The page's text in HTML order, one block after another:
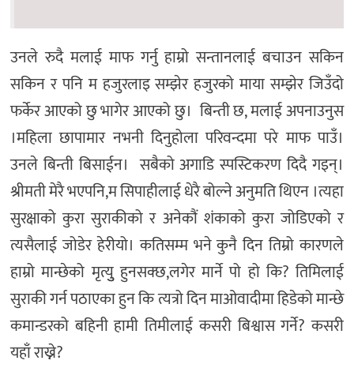
उनले रुदै मलाई माफ गर्नु हाम्रो सन्तानलाई बचाउन सकिन
सकिन र पनि म हजुरलाइ सम्झेर हजुरको माया सम्झेर जिउँदो
फर्केर आएको छु भागेर आएको छु। बिन्ती छ, मलाई अपनाउनुस
।महिला छापामार नभनी दिनुहोला परिवन्दमा परे माफ पाउँ।
उनले बिन्ती बिसाईन। सबैको अगाडि स्पस्टिकरण दिदै गइन्।
श्रीमती मेरै भएपनि,म सिपाहीलाई धेरै बोल्ने अनुमति थिएन ।त्यहा
सुरक्षाको कुरा सुराकीको र अनेकौं शंकाको कुरा जोडिएको र
त्यसैलाई जोडेर हेरीयो। कतिसम्म भने कुनै दिन तिम्रो कारणले
हाम्रो मान्छेको मृत्युु हुनसक्छ,लगेर मार्ने पो हो कि? तिमिलाई
सुराकी गर्न पठाएका हुन कि त्यत्रो दिन माओवादीमा हिडेको मान्छे
कमान्डरको बहिनी हामी तिमीलाई कसरी बिश्वास गर्ने? कसरी
यहाँ राख्ने?